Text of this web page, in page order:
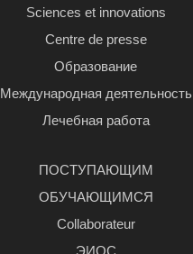
Sciences et innovations
Centre de presse
Образование
Международная деятельность
Лечебная работа
ПОСТУПАЮЩИМ
ОБУЧАЮЩИМСЯ
Сollaborateur